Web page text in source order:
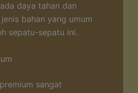
daya tahan dan
bahan yang umum
sepatu-sepatu ini.
sangat